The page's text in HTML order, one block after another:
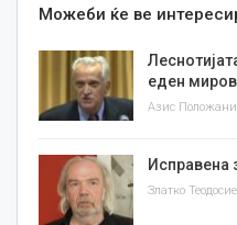
Можеби ќе ве
еден
Азис Положани
Исправена